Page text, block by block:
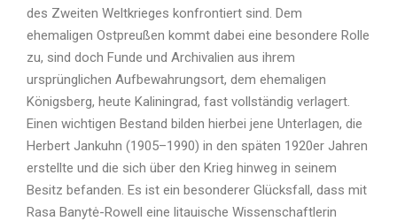
des Zweiten Weltkrieges konfrontiert sind. Dem
ehemaligen Ostpreußen kommt dabei eine besondere Rolle
zu, sind doch Funde und Archivalien aus ihrem
ursprünglichen Aufbewahrungsort, dem ehemaligen
Königsberg, heute Kaliningrad, fast vollständig verlagert.
Einen wichtigen Bestand bilden hierbei jene Unterlagen, die
Herbert Jankuhn (1905–1990) in den späten 1920er Jahren
erstellte und die sich über den Krieg hinweg in seinem
Besitz befanden. Es ist ein besonderer Glücksfall, dass mit
Rasa Banytė-Rowell eine litauische Wissenschaftlerin